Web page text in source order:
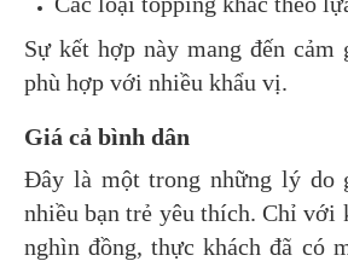
Sự kết hợp này mang đến cảm
phù hợp với nhiều khẩu vị.
Giá cả bình dân
Đây là một trong những lý do
nhiều bạn trẻ yêu thích. Chỉ với
nghìn đồng, thực khách đã có